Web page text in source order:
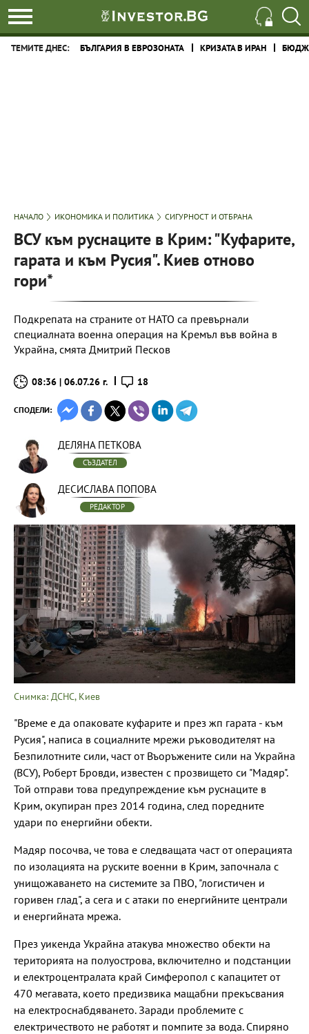
ТЕМИТЕ ДНЕС: БЪЛГАРИЯ В ЕВРОЗОНАТА КРИЗАТА В ИРАН
НАЧАЛО ИКОНОМИКА И ПОЛИТИКА СИГУРНОСТ И ОТБРАНА
ВСУ към руснаците в Крим: "Куфарите,
гарата и към Русия". Киев отново
гори*
Подкрепата на страните от НАТО са превърнали
специалната военна операция на Кремъл във война в
Украйна, смята Дмитрий Песков
08:36 | 06.07.26 г. 18
СПОДЕЛИ:
ДЕЛЯНА ПЕТКОВА
СЪЗДАТЕЛ
ДЕСИСЛАВА ПОПОВА
РЕДАКТОР
Снимка: ДСНС, Киев
"Време е да опаковате куфарите и през жп гарата - към
Русия", написа в социалните мрежи ръководителят на
Безпилотните сили, част от Въоръжените сили на Украйна
(ВСУ), Роберт Бровди, известен с прозвището си "Мадяр".
Той отправи това предупреждение към руснаците в
Крим, окупиран през 2014 година, след поредните
удари по енергийни обекти.
Мадяр посочва, че това е следващата част от операцията
по изолацията на руските военни в Крим, започнала с
унищожаването на системите за ПВО, "логистичен и
горивен глад", а сега и с атаки по енергийните централи
и енергийната мрежа.
През уикенда Украйна атакува множество обекти на
територията на полуострова, включително и подстанции
и електроцентралата край Симферопол с капацитет от
470 мегавата, което предизвика мащабни прекъсвания
на електроснабдяването. Заради проблемите с
електричеството не работят и помпите за вода. Спиряно